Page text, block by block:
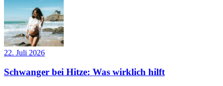
22. Juli 2026
Schwanger bei Hitze: Was wirklich hilft